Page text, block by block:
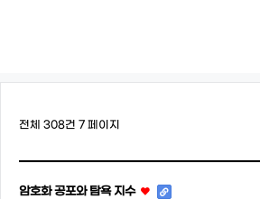
전체 308건 7 페이지
암호화 공포와 탐욕 지수